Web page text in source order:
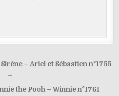
ai
p
– Ariel et Sébastien n°1755
→
the Pooh – Winnie n°1761